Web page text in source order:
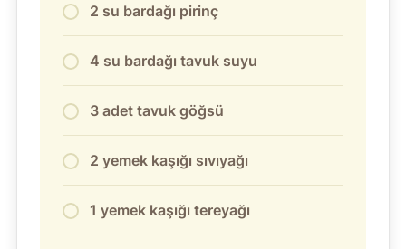
2 su bardağı pirinç
4 su bardağı tavuk suyu
3 adet tavuk göğsü
2 yemek kaşığı sıvıyağı
1 yemek kaşığı tereyağı